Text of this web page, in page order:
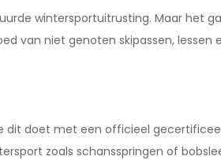
wintersportuitrusting. Maar het
van niet genoten skipassen,
dit doet met een officieel
zoals schansspringen of